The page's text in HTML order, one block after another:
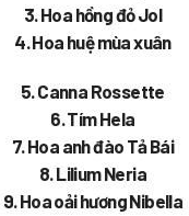
3. Hoa hồng đỏ Jol
4. Hoa huệ mùa xuân
5. Canna Rossette
6. Tím Hela
7. Hoa anh đào Tả Bái
8. Lilium Neria
9. Hoa oải hương Nibella